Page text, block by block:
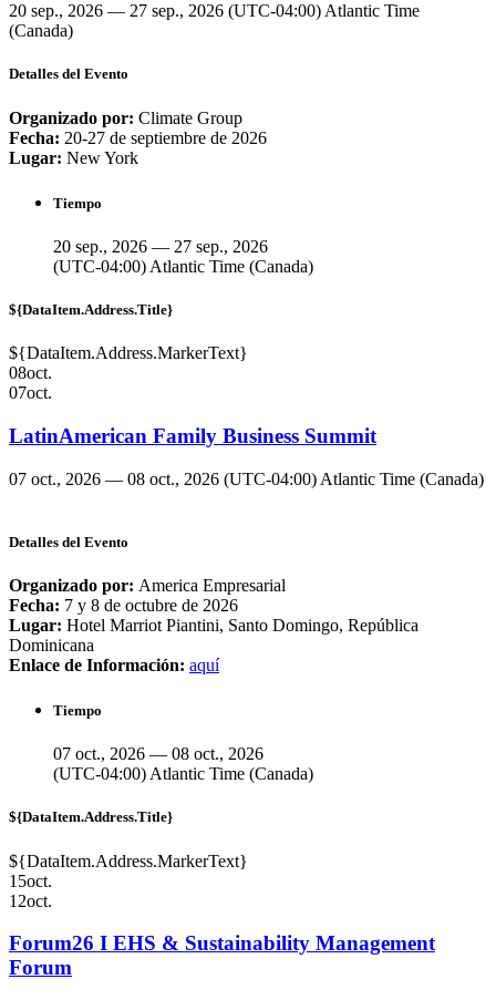
20 sep., 2026 — 27 sep., 2026 (UTC-04:00) Atlantic Time
(Canada)
Detalles del Evento
Organizado por: Climate Group
Fecha: 20-27 de septiembre de 2026
Lugar: New York
Tiempo
20 sep., 2026 — 27 sep., 2026
(UTC-04:00) Atlantic Time (Canada)
${DataItem.Address.Title}
${DataItem.Address.MarkerText}
08oct.
07oct.
LatinAmerican Family Business Summit
07 oct., 2026 — 08 oct., 2026 (UTC-04:00) Atlantic Time (Canada)
Detalles del Evento
Organizado por: America Empresarial
Fecha: 7 y 8 de octubre de 2026
Lugar: Hotel Marriot Piantini, Santo Domingo, República
Dominicana
Enlace de Información: aquí
Tiempo
07 oct., 2026 — 08 oct., 2026
(UTC-04:00) Atlantic Time (Canada)
${DataItem.Address.Title}
${DataItem.Address.MarkerText}
15oct.
12oct.
Forum26 I EHS & Sustainability Management
Forum